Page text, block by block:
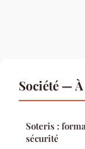
Société —
Soteris :
sécurité